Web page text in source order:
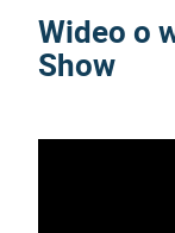
Wideo o
Show